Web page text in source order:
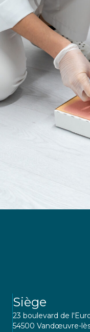
Siège
23 boulevard de
54500 Vandœuvre-